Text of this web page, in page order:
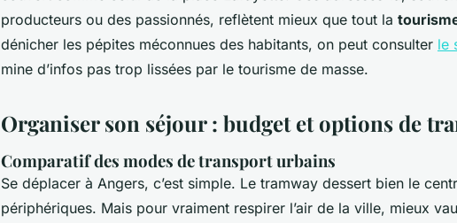
producteurs ou des passionnés, reflètent mieux que tout la
dénicher les pépites méconnues des habitants, on peut consulter le
mine d’infos pas trop lissées par le tourisme de masse.
Organiser son séjour : budget et options de
Comparatif des modes de transport urbains
Se déplacer à Angers, c’est simple. Le tramway dessert bien le
périphériques. Mais pour vraiment respirer l’air de la ville, mieux